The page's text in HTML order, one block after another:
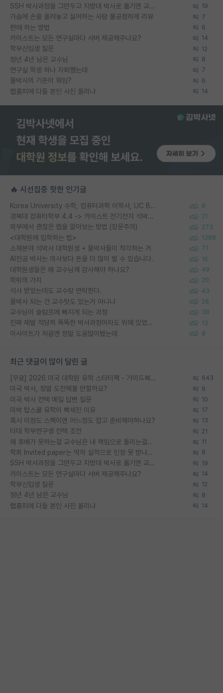
SSH 박사과정을 그만두고 지방대 박사로 옮기면 교수의 꿈은 끝일까요? 19
가슴에 손을 올려놓고 싫어하는 사람 불공정하게 리뷰 7
편애 하는 방법 6
카이스트는 모든 연구실마다 서버 제공해주나요? 14
학부신입생 질문 12
정년 4년 남은 교수님 8
연구실 학생 하나 자퇴했는데 7
물박사의 기준이 뭐임? 6
랩홈피에 다들 본인 사진 올리냐 14
🔥 시선집중 핫한 인기글
Korea University 수학, 컴퓨터과학 이학사, UC Berkeley 산업공학 대학원 공학박사가 되는 것은 쉽지 않겠죠? 6
경북대 컴퓨터학부 4.4 -> 카이스트 전기전자 석박사통합과정 합격 21
외부에서 괜찮은 랩을 알아보는 방법 (장문주의) 273
<대학원에 입학하는 법> 1388
소재분야 석박사 대학원생 + 물박사들이 착각하는 거 71
AI전공 박사는 의사보다 돈을 더 많이 벌 수 있습니다. 16
대학원생들은 왜 교수님께 감사해야 하나요? 49
학위의 가치 20
석사 받았는데도 교수랑 연락한다. 43
물박사 되는 건 교수탓도 있는거 아니냐 28
교수님이 슬럼프에 빠지게 되는 과정 38
진짜 제발 적당히 똑똑한 박사과정이라도 위에 있었으면.. 13
이사이트가 처음엔 정말 도움많이됐는데 8
최근 댓글이 많이 달린 글
[무료] 2026 미국 대학원 유학 스타터팩 - 가이드북 & 합격자 컨택메일 템플릿 643
미국 박사, 정말 도전해볼 만할까요? 9
미국 박사 컨택 메일 답변 질문 10
미박 탑스쿨 유학이 빡세진 이유 17
혹시 이정도 스펙이면 어느정도 잡고 준비해야하나요? 13
타대 학부연구생 컨택 조언 21
왜 후배가 못하는걸 교수님은 내 책임으로 돌리는걸까요? 11
학회 Invited paper는 딱히 실적으로 인정 못 받나요? 8
SSH 박사과정을 그만두고 지방대 박사로 옮기면 교수의 꿈은 끝일까요? 19
카이스트는 모든 연구실마다 서버 제공해주나요? 14
학부신입생 질문 12
정년 4년 남은 교수님 8
랩홈피에 다들 본인 사진 올리냐 14